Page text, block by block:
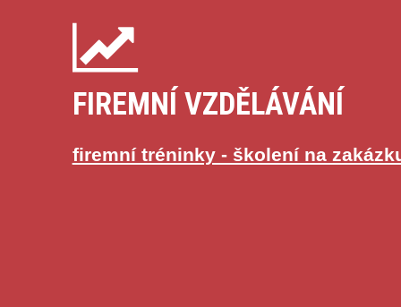
FIREMNÍ VZDĚLÁVÁNÍ
firemní tréninky - školení na